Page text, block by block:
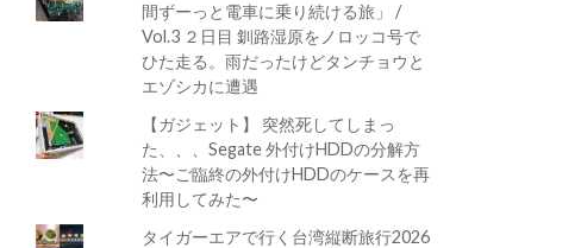
間ずーっと電車に乗り続ける旅」 /
Vol.3 ２日目 釧路湿原をノロッコ号で
ひた走る。雨だったけどタンチョウと
エゾシカに遭遇
【ガジェット】 突然死してしまっ
た、、、Segate 外付けHDDの分解方
法〜ご臨終の外付けHDDのケースを再
利用してみた〜
タイガーエアで行く台湾縦断旅行2026